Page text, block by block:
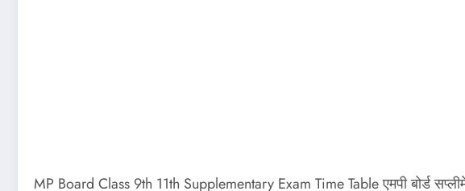
MP Board Class 9th 11th Supplementary Exam Time Table एमपी बोर्ड